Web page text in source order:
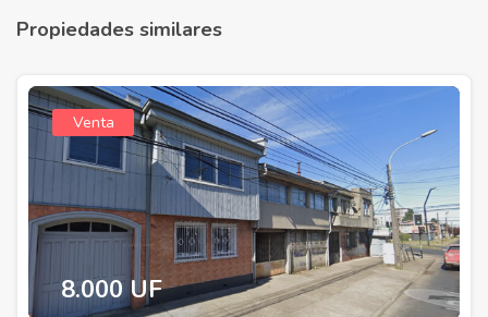
Propiedades similares
Venta
8.000 UF